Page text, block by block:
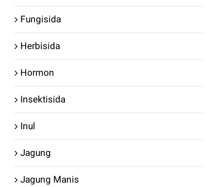
Fungisida
Herbisida
Hormon
Insektisida
Inul
Jagung
Jagung Manis